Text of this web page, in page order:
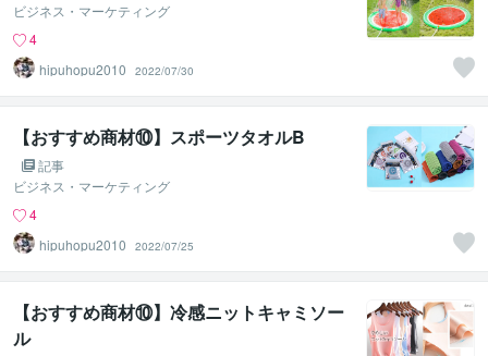
ビジネス・マーケティング
4
hipuhopu2010
2022/07/30
【おすすめ商材⑩】スポーツタオルB
記事
ビジネス・マーケティング
4
hipuhopu2010
2022/07/25
【おすすめ商材⑩】冷感ニットキャミソー
ル